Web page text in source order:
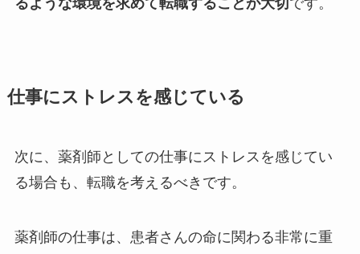
るような環境を求めて転職することが大切 です。
仕事にストレスを感じている
次に、薬剤師としての仕事にストレスを感じてい
る場合も、転職を考えるべきです。
薬剤師の仕事は、患者さんの命に関わる非常に重